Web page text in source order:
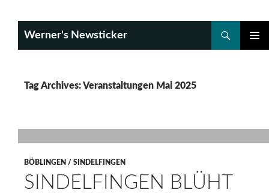
Werner's Newsticker
Tag Archives: Veranstaltungen Mai 2025
BÖBLINGEN / SINDELFINGEN
SINDELFINGEN BLÜHT